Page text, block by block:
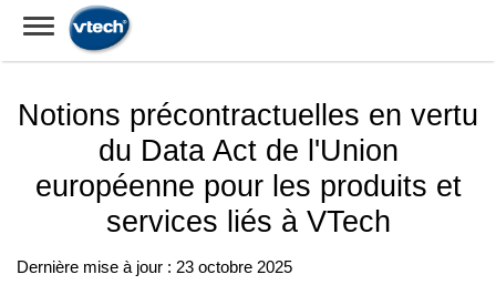
Notions précontractuelles en vertu
du Data Act de l'Union
européenne pour les produits et
services liés à VTech
Dernière mise à jour : 23 octobre 2025